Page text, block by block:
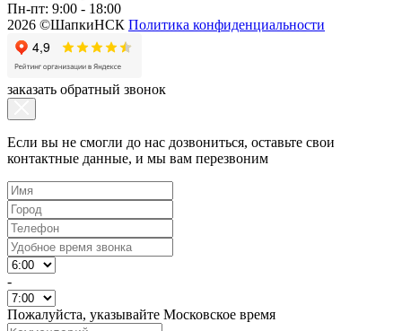
Пн-пт: 9:00 - 18:00
2026 ©ШапкиНСК Политика конфиденциальности
заказать обратный звонок
Если вы не смогли до нас дозвониться, оставьте свои
контактные данные, и мы вам перезвоним
-
Пожалуйста, указывайте Московское время